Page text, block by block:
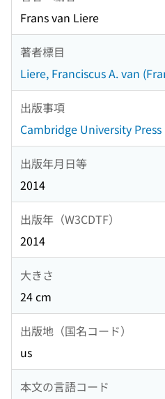
Frans van Liere
著者標目
Liere, Franciscus A. van
出版事項
Cambridge University Press
出版年月日等
2014
出版年（W3CDTF）
2014
大きさ
24 cm
出版地（国名コード）
us
本文の言語コード